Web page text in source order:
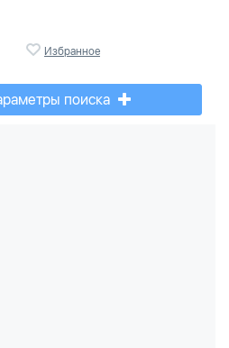
Избранное
поиска